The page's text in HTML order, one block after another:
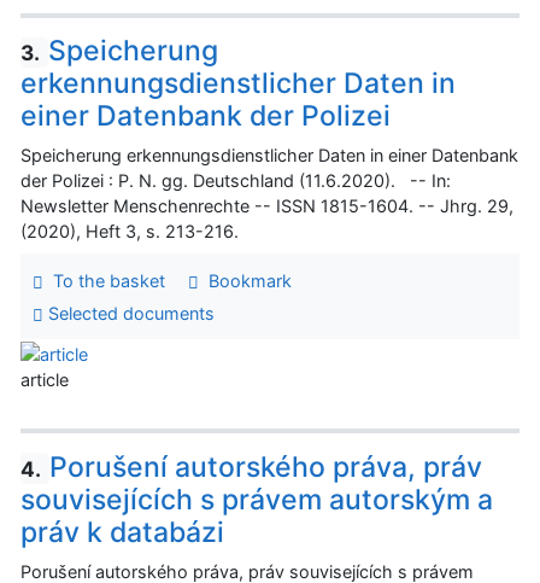
3. Speicherung
erkennungsdienstlicher Daten in
einer Datenbank der Polizei
Speicherung erkennungsdienstlicher Daten in einer Datenbank
der Polizei : P. N. gg. Deutschland (11.6.2020). -- In:
Newsletter Menschenrechte -- ISSN 1815-1604. -- Jhrg. 29,
(2020), Heft 3, s. 213-216.
To the basket
Bookmark
Selected documents
article
4. Porušení autorského práva, práv
souvisejících s právem autorským a
práv k databázi
Porušení autorského práva, práv souvisejících s právem